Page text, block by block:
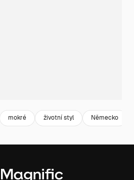
mokré životní styl Německo